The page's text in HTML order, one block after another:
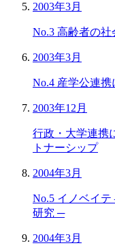
2003年3月
No.3 高齢者の
2003年3月
No.4 産学公連
2003年12月
行政・大学連携
トナーシップ
2004年3月
No.5 イノベイ
研究 ─
2004年3月